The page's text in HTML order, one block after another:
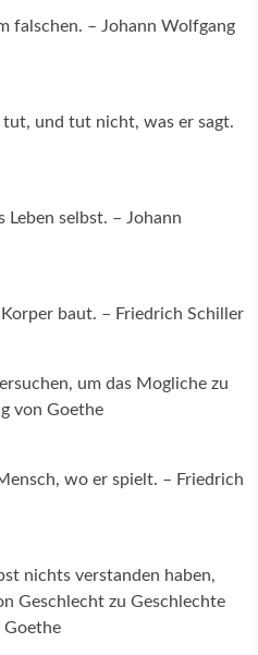
falschen. – Johann Wolfgang
tut, und tut nicht, was er sagt.
Leben selbst. – Johann
baut. – Friedrich Schiller
um das Mogliche zu
von Goethe
wo er spielt. – Friedrich
nichts verstanden haben,
Geschlecht zu Geschlechte
Goethe